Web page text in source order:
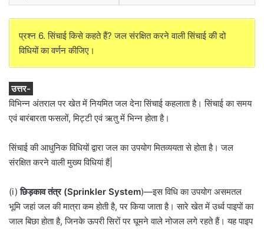
प्रश्न 6. सिंचाई किसे कहते हैं? जल संरक्षित करने वाली सिंचाई की दो
विधियों का वर्णन कीजिए।
उत्तर-
विभिन्न अंतराल पर खेत में नियमित जल देना सिंचाई कहलाता है। सिंचाई का समय
एवं बारंबारता फसलों, मिट्टी एवं ऋतु में भिन्न होता है।
सिंचाई की आधुनिक विधियों द्वारा जल का उपयोग मितव्ययता से होता है। जल
संरक्षित करने वाली मुख्य विधियां हैं|
(i)छिड़काव तंत्र (Sprinkler System)—इस विधि का उपयोग असमतल
भूमि जहां जल की मात्रा कम होती है, पर किया जाता है। सारे खेत में उर्ध्व पाइपों का
जाल बिछा होता है, जिनके ऊपरी सिरों पर घूमने वाले नोजल लगे रहते हैं। यह पाइप